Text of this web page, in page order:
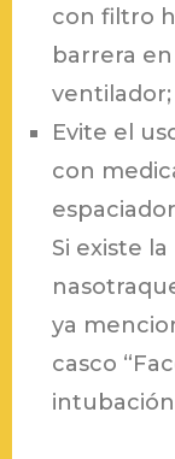
con filtro
barrera
ventilador;
Evite el
con
Si existe
ya
casco